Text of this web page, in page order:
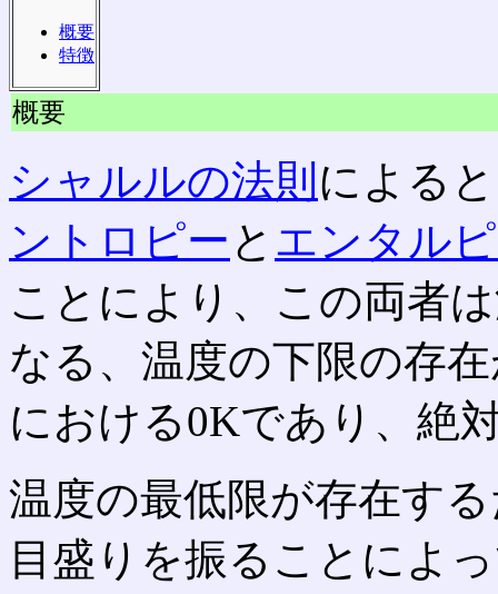
概要
特徴
概要
シャルルの法則 による
ントロピー と エンタル
ことにより、この両者
なる、温度の下限の存
における0Kであり、絶
温度の最低限が存在す
目盛りを振ることによ